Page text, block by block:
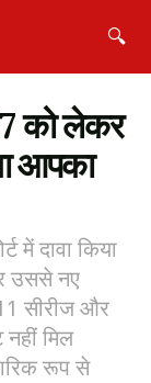
🔍
को लेकर
आपका
में दावा किया
उससे नए
सीरीज और
मिल
रूप से